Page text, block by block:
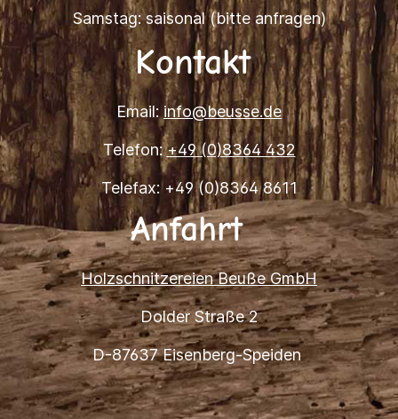
Samstag: saisonal (bitte anfragen)
Kontakt
Email: info@beusse.de
Telefon:+49 (0)8364 432
Telefax: +49 (0)8364 8611
Anfahrt
Holzschnitzereien Beuße GmbH
Dolder Straße 2
D-87637 Eisenberg-Speiden